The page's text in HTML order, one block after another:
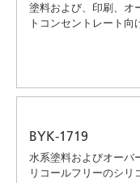
塗料および、印刷、オ
トコンセントレート
BYK-1719
水系塗料およびオーバ
リコールフリーのシリ